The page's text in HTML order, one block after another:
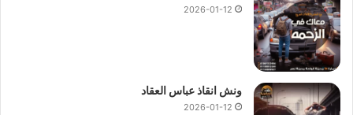
2026-01-12
ونش انقاذ عباس العقاد
2026-01-12